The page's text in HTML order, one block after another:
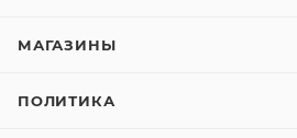
МАГАЗИНЫ
ПОЛИТИКА